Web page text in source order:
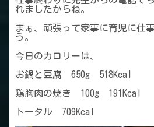
れましたからね。
まぁ、頑張って家事に育児に仕
う。
今日のカロリーは、
お鍋と豆腐 650g 518Kcal
鶏胸肉の焼き 100g 191Kcal
トータル 709Kcal